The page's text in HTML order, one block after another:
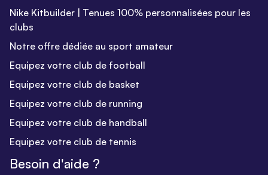
Nike Kitbuilder | Tenues 100% personnalisées pour les
clubs
Notre offre dédiée au sport amateur
Equipez votre club de football
Equipez votre club de basket
Equipez votre club de running
Equipez votre club de handball
Equipez votre club de tennis
Besoin d'aide ?